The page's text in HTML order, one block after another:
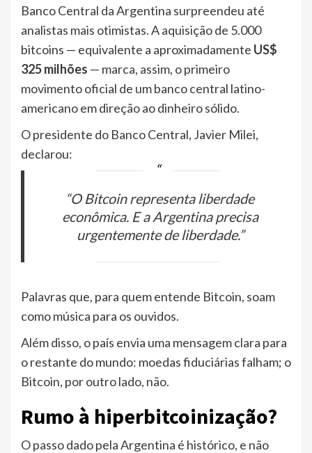
Banco Central da Argentina surpreendeu até
analistas mais otimistas. A aquisição de 5.000
bitcoins — equivalente a aproximadamente US$
325 milhões — marca, assim, o primeiro
movimento oficial de um banco central latino-
americano em direção ao dinheiro sólido.
O presidente do Banco Central, Javier Milei,
declarou:
“O Bitcoin representa liberdade
econômica. E a Argentina precisa
urgentemente de liberdade.”
Palavras que, para quem entende Bitcoin, soam
como música para os ouvidos.
Além disso, o país envia uma mensagem clara para
o restante do mundo: moedas fiduciárias falham; o
Bitcoin, por outro lado, não.
Rumo à hiperbitcoinização?
O passo dado pela Argentina é histórico, e não